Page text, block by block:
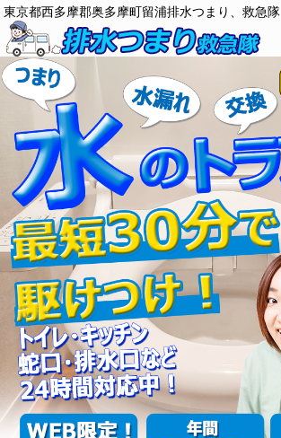
東京都西多摩郡奥多摩町留浦排水つまり、救急隊